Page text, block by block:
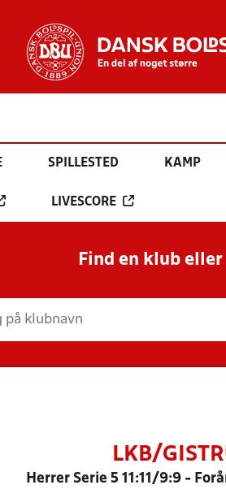
SPILLESTED KAMP
LIVESCORE
Find en klub
LKB/
Herrer Serie 5 11:11/9:9 -